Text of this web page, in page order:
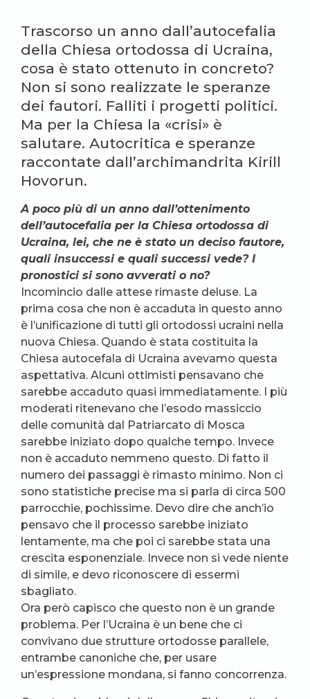
Trascorso un anno dall’autocefalia
della Chiesa ortodossa di Ucraina,
cosa è stato ottenuto in concreto?
Non si sono realizzate le speranze
dei fautori. Falliti i progetti politici.
Ma per la Chiesa la «crisi» è
salutare. Autocritica e speranze
raccontate dall’archimandrita Kirill
Hovorun.
A poco più di un anno dall’ottenimento
dell’autocefalia per la Chiesa ortodossa di
Ucraina, lei, che ne è stato un deciso fautore,
quali insuccessi e quali successi vede? I
pronostici si sono avverati o no?
Incomincio dalle attese rimaste deluse. La
prima cosa che non è accaduta in questo anno
è l’unificazione di tutti gli ortodossi ucraini nella
nuova Chiesa. Quando è stata costituita la
Chiesa autocefala di Ucraina avevamo questa
aspettativa. Alcuni ottimisti pensavano che
sarebbe accaduto quasi immediatamente. I più
moderati ritenevano che l’esodo massiccio
delle comunità dal Patriarcato di Mosca
sarebbe iniziato dopo qualche tempo. Invece
non è accaduto nemmeno questo. Di fatto il
numero dei passaggi è rimasto minimo. Non ci
sono statistiche precise ma si parla di circa 500
parrocchie, pochissime. Devo dire che anch’io
pensavo che il processo sarebbe iniziato
lentamente, ma che poi ci sarebbe stata una
crescita esponenziale. Invece non si vede niente
di simile, e devo riconoscere di essermi
sbagliato.
Ora però capisco che questo non è un grande
problema. Per l’Ucraina è un bene che ci
convivano due strutture ortodosse parallele,
entrambe canoniche che, per usare
un’espressione mondana, si fanno concorrenza.